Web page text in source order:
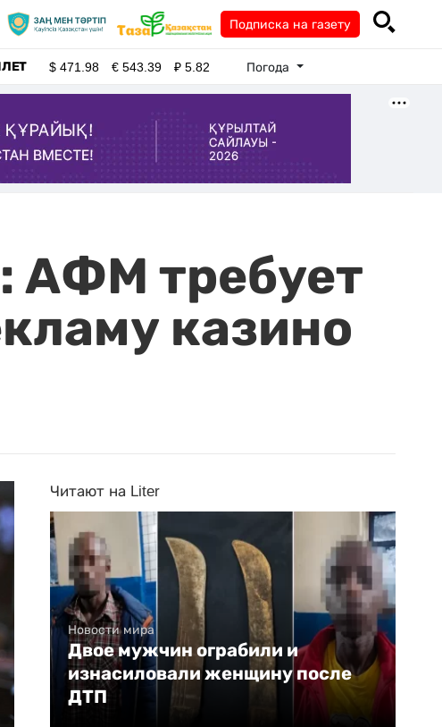
Подписка на газету
$471.98 €543.39 ₽5.82 Погода
АФМ требует
казино
Читают на Liter
Новости мира
Двое мужчин ограбили и
изнасиловали женщину после
ДТП